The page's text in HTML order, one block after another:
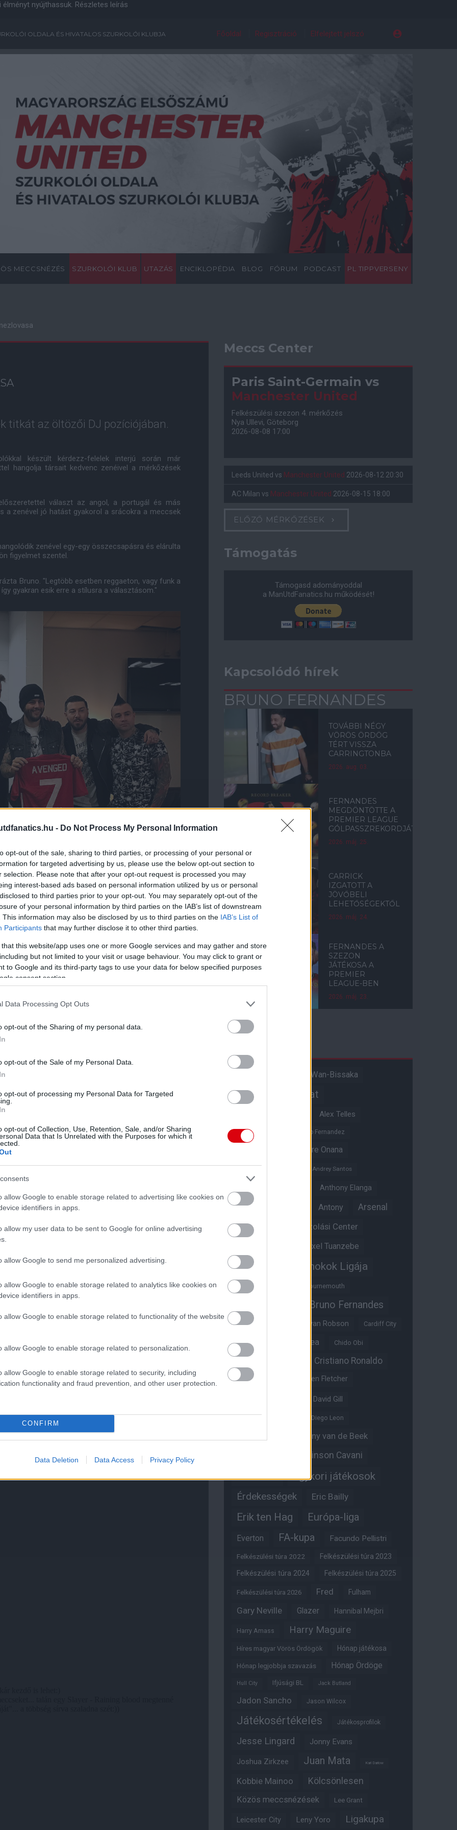
- Do Not Process My Personal Information
opt-out of the sale, sharing to third parties, or processing of your personal or
for targeted advertising by us, please use the below opt-out section to
selection. Please note that after your opt-out request is processed you may
interest-based ads based on personal information utilized by us or personal
to third parties prior to your opt-out. You may separately opt-out of the
of your personal information by third parties on the IAB’s list of downstream
This information may also be disclosed by us to third parties on the IAB’s List of
Participants that may further disclose it to other third parties.
that this website/app uses one or more Google services and may gather and store
but not limited to your visit or usage behaviour. You may click to grant or
to Google and its third-party tags to use your data for below specified purposes
consent section.
Data Processing Opt Outs
opt-out of the Sharing of my personal data.
opt-out of the Sale of my Personal Data.
opt-out of processing my Personal Data for Targeted
opt-out of Collection, Use, Retention, Sale, and/or Sharing
Data that Is Unrelated with the Purposes for which it
allow Google to enable storage related to advertising like cookies on
identifiers in apps.
allow my user data to be sent to Google for online advertising
allow Google to send me personalized advertising.
allow Google to enable storage related to analytics like cookies on
identifiers in apps.
allow Google to enable storage related to functionality of the website
allow Google to enable storage related to personalization.
allow Google to enable storage related to security, including
functionality and fraud prevention, and other user protection.
CONFIRM
Data Deletion Data Access Privacy Policy
nyújthassuk. Részletes leírás
OLDALA ÉS HIVATALOS SZURKOLÓI KLUBJA Főoldal Regisztráció Elfelejtett jelszó
MECCSNÉZÉS SZURKOLÓI KLUB UTAZÁS ENCIKLOPÉDIA BLOG FÓRUM PODCAST PL TIPPVERSENY
titkát az öltözői DJ pozíciójában.
készült kérdezz-felelek interjú során már
hangolja társait kedvenc zenéivel a mérkőzések
választ az angol, a portugál és más
a zenével jó hatást gyakorol a srácokra a meccsek
zenével egy-egy összecsapásra és elárulta
figyelmet szentel.
Bruno. "Legtöbb esetben reggaeton, vagy funk a
gyakran esik erre a stílusra a választásom."
kell, hogy mindenki számára találjak megfelelő
boldogok legyenek."
addig David de Gea minden meccs előtt személyre
előtt az utolsó zene ami szól az övé legyen" -
mielőtt David kimegy melegíteni felteszek neki egy
játszik-e vagy sem, ha a kedvencét játszom, akkor
mielőtt kimegy az öltözőből a száma már
és leállítja a motort, hogy szól a zene. Van
vegyes az ízlése. Ebben olyan mint én, szeretjük a
hogy leginkább a heavy metal-t szereti" -
on is!
ésiOS-re!
működését!
Meccs Center
Paris Saint-Germain vs
Manchester United
Felkészülési szezon 4. mérkőzés
Nya Ullevi, Göteborg
2026-08-08 17:00
Leeds United vs Manchester United 2026-08-12 20:30
AC Milan vs Manchester United 2026-08-15 18:00
ELŐZŐ MÉRKŐZÉSEK
Támogatás
Támogasd adományoddal
a ManUtdFanatics.hu működését!
Kapcsolódó hírek
BRUNO FERNANDES
TOVÁBBI NÉGY
VÖRÖS ÖRDÖG
TÉRT VISSZA
CARRINGTONBA
2026. aug. 03.
FERNANDES
MEGDÖNTÖTTE A
PREMIER LEAGUE
GÓLPASSZREKORDJÁT
2026. máj. 25.
CARRICK
IZGATOTT A
JÖVŐBELI
LEHETŐSÉGEKTŐL
2026. máj. 24.
FERNANDES A
SZEZON
JÁTÉKOSA A
PREMIER
LEAGUE-BEN
2026. máj. 23.
Aaron Wan-Bissaka
Akadémiai csapat
Alex Telles
Altay Bayindir Alvaro Fernandez
Andre Onana
Andreas Pereira
Andrey Santos
Anthony Elanga
Anthony Martial Antony Arsenal
Aston Villa Átigazolási Center
Axel Tuanzebe
Ayden Heaven Bajnokok Ligája
Benjamin Sesko Bournemouth
Bruno Fernandes
Bryan Mbeumo Bryan Robson Cardiff City
Casemiro Chelsea Chido Obi
Cristiano Ronaldo
Crystal Palace Darren Fletcher
David Gill
Dean Henderson Diego Leon
Donny van de Beek
Edinson Cavani
Edzői stáb Egykori játékosok
Érdekességek Eric Bailly
Erik ten Hag Európa-liga
Everton FA-kupa Facundo Pellistri
Felkészülési túra 2022 Felkészülési túra 2023
Felkészülési túra 2024 Felkészülési túra 2025
Felkészülési túra 2026 Fred Fulham
Gary Neville Glazer Hannibal Mejbri
Harry Amass Harry Maguire
Híres magyar Vörös Ördögök Hónap játékosa
Hónap legjobbja szavazás Hónap Ördöge
Hull City Ifjúsági BL Jack Butland
Jadon Sancho Jason Wilcox
Játékosértékelés Játékosprofilok
Jesse Lingard Jonny Evans
Joshua Zirkzee Juan Mata Karl Darlow
Kobbie Mainoo Kölcsönlesen
Közös meccsnézések Lee Grant
Leicester City Leny Yoro Ligakupa